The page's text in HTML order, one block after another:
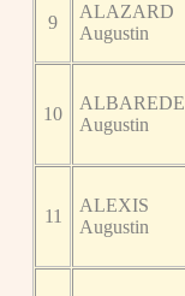
9
ALAZARD
Augustin
10
ALBAREDE
Augustin
11
ALEXIS
Augustin